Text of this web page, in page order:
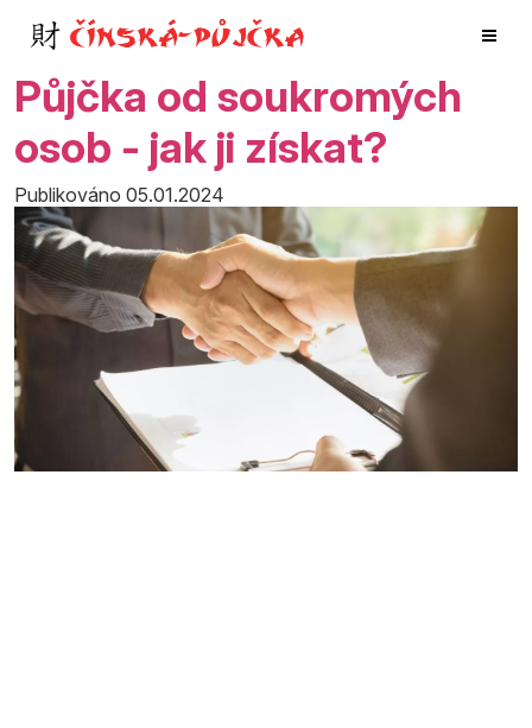
Půjčka od soukromých
osob - jak ji získat?
Publikováno 05.01.2024